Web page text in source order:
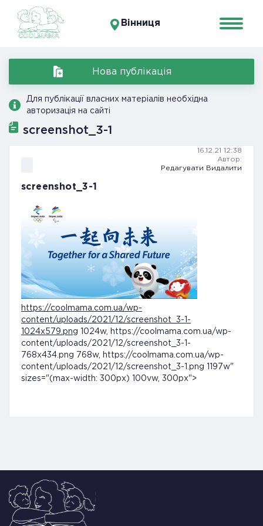
Вінниця
Нова публікація
Для публікації власних матеріалів необхідна
авторизація на сайті
screenshot_3-1
16.12.21 12:38
Автор:
Редагувати
Видалити
screenshot_3-1
https://coolmama.com.ua/wp-
content/uploads/2021/12/screenshot_3-1-
1024x579.png 1024w, https://coolmama.com.ua/wp-
content/uploads/2021/12/screenshot_3-1-
768x434.png 768w, https://coolmama.com.ua/wp-
content/uploads/2021/12/screenshot_3-1.png 1197w"
sizes="(max-width: 300px) 100vw, 300px">